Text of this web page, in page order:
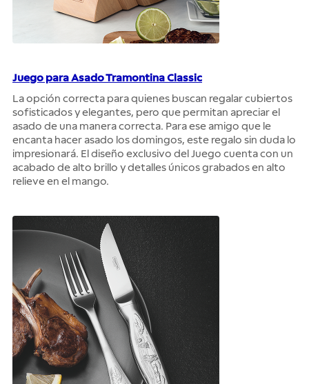
Juego para Asado Tramontina Classic
La opción correcta para quienes buscan regalar cubiertos
sofisticados y elegantes, pero que permitan apreciar el
asado de una manera correcta. Para ese amigo que le
encanta hacer asado los domingos, este regalo sin duda lo
impresionará. El diseño exclusivo del Juego cuenta con un
acabado de alto brillo y detalles únicos grabados en alto
relieve en el mango.